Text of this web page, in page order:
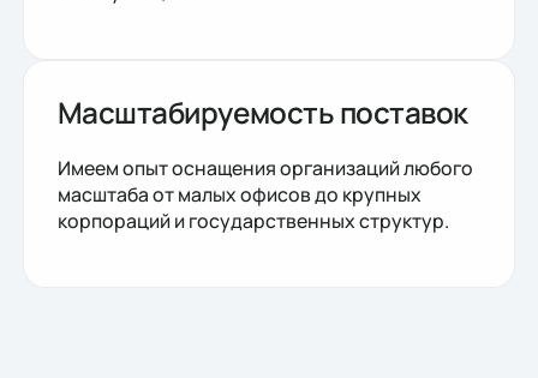
Масштабируемость поставок
Имеем опыт оснащения организаций любого
масштаба от малых офисов до крупных
корпораций и государственных структур.